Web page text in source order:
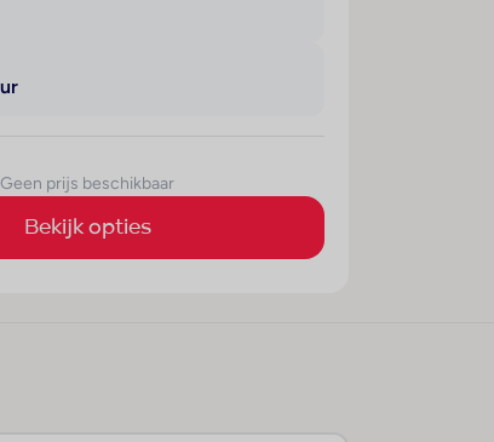
Geen prijs beschikbaar
Bekijk opties